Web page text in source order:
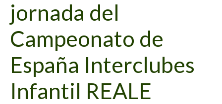
jornada del
Campeonato de
España Interclubes
Infantil REALE